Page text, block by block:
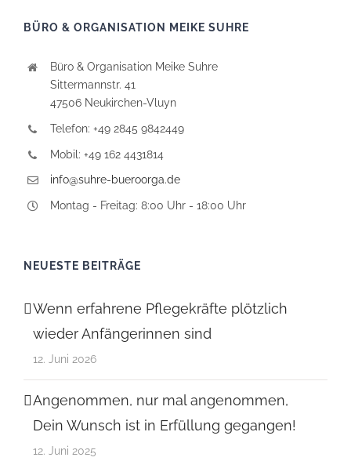
BÜRO & ORGANISATION MEIKE SUHRE
Büro & Organisation Meike Suhre
Sittermannstr. 41
47506 Neukirchen-Vluyn
Telefon: +49 2845 9842449
Mobil: +49 162 4431814
info@suhre-bueroorga.de
Montag - Freitag: 8:00 Uhr - 18:00 Uhr
NEUESTE BEITRÄGE
Wenn erfahrene Pflegekräfte plötzlich
wieder Anfängerinnen sind
12. Juni 2026
Angenommen, nur mal angenommen,
Dein Wunsch ist in Erfüllung gegangen!
12. Juni 2025